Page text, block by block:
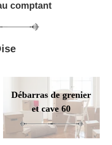
comptant
Débarras de grenier
et cave 60